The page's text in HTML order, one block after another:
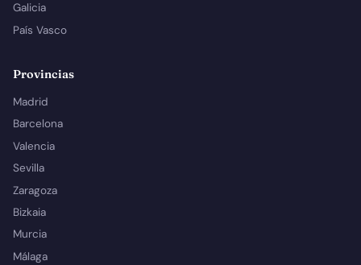
Galicia
País Vasco
Provincias
Madrid
Barcelona
Valencia
Sevilla
Zaragoza
Bizkaia
Murcia
Málaga